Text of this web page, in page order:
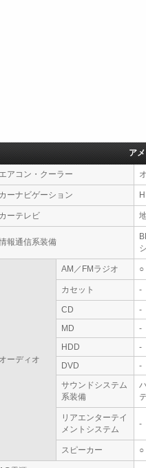
ア
エアコン・クーラー
カーナビゲーション
カーテレビ
報通信系装備
オーディオ
AM／FMラジオ ○
カセット -
CD
-
MD
-
HDD
-
DVD
-
サウンドシステム
系装備
リアエンターテイ
メントシステム
-
スピーカー ○